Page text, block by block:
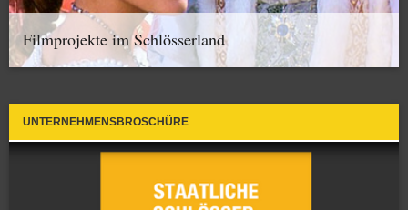
Filmprojekte im Schlösserland
UNTERNEHMENSBROSCHÜRE